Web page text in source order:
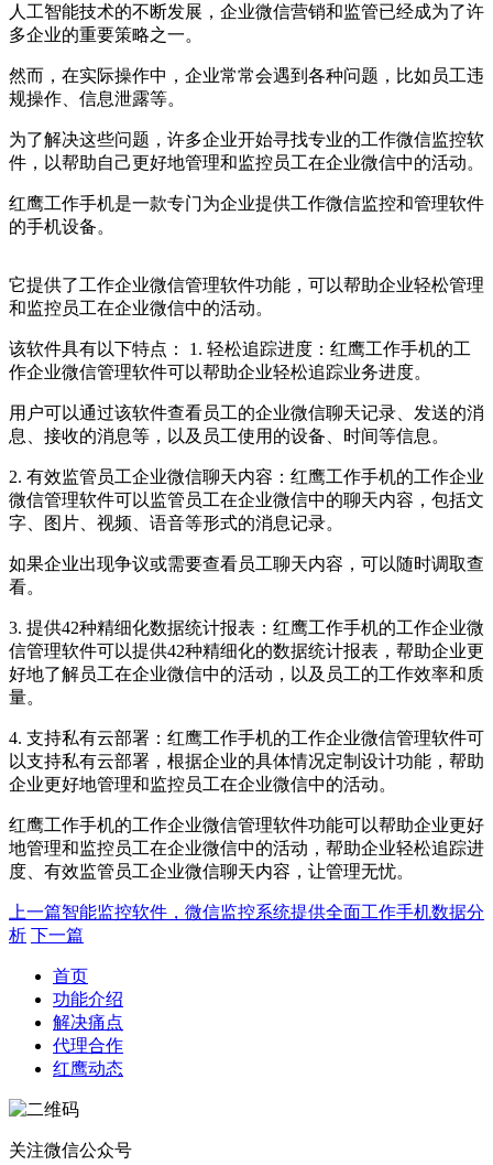
人工智能技术的不断发展，企业微信营销和监管已经成为了许
多企业的重要策略之一。
然而，在实际操作中，企业常常会遇到各种问题，比如员工违
规操作、信息泄露等。
为了解决这些问题，许多企业开始寻找专业的工作微信监控软
件，以帮助自己更好地管理和监控员工在企业微信中的活动。
红鹰工作手机是一款专门为企业提供工作微信监控和管理软件
的手机设备。
它提供了工作企业微信管理软件功能，可以帮助企业轻松管理
和监控员工在企业微信中的活动。
该软件具有以下特点： 1. 轻松追踪进度：红鹰工作手机的工
作企业微信管理软件可以帮助企业轻松追踪业务进度。
用户可以通过该软件查看员工的企业微信聊天记录、发送的消
息、接收的消息等，以及员工使用的设备、时间等信息。
2. 有效监管员工企业微信聊天内容：红鹰工作手机的工作企业
微信管理软件可以监管员工在企业微信中的聊天内容，包括文
字、图片、视频、语音等形式的消息记录。
如果企业出现争议或需要查看员工聊天内容，可以随时调取查
看。
3. 提供42种精细化数据统计报表：红鹰工作手机的工作企业微
信管理软件可以提供42种精细化的数据统计报表，帮助企业更
好地了解员工在企业微信中的活动，以及员工的工作效率和质
量。
4. 支持私有云部署：红鹰工作手机的工作企业微信管理软件可
以支持私有云部署，根据企业的具体情况定制设计功能，帮助
企业更好地管理和监控员工在企业微信中的活动。
红鹰工作手机的工作企业微信管理软件功能可以帮助企业更好
地管理和监控员工在企业微信中的活动，帮助企业轻松追踪进
度、有效监管员工企业微信聊天内容，让管理无忧。
上一篇智能监控软件，微信监控系统提供全面工作手机数据分
析 下一篇
首页
功能介绍
解决痛点
代理合作
红鹰动态
关注微信公众号